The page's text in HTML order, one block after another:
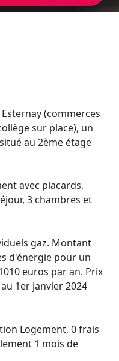
(commerces
sur place), un
au 2ème étage
avec placards,
3 chambres et
gaz. Montant
d'énergie pour un
euros par an. Prix
1er janvier 2024
Logement, 0 frais
1 mois de